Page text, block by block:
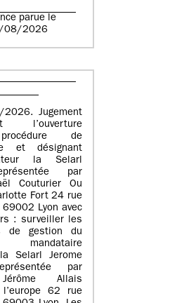
parue le
08/2026
Jugement
l’ouverture
de
et désignant
la Selarl
par
Couturier Ou
Fort 24 rue
Lyon avec
: surveiller les
de gestion du
mandataire
Selarl Jerome
par
Allais
l’europe 62 rue